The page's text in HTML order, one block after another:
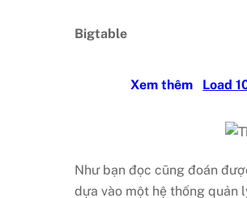
Bigtable
Xem thêm Load
Như bạn đọc cũng đoán
dựa vào một hệ thống quản